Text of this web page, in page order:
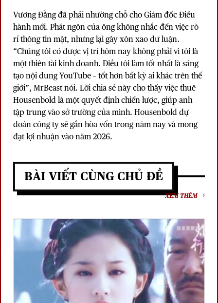
Vương Đằng đã phải nhường chỗ cho Giám đốc Điều
hành mới. Phát ngôn của ông không nhắc đến việc rò
rỉ thông tin mật, nhưng lại gây xôn xao dư luận.
“Chúng tôi có được vị trí hôm nay không phải vì tôi là
một thiên tài kinh doanh. Điều tôi làm tốt nhất là sáng
tạo nội dung YouTube – tốt hơn bất kỳ ai khác trên thế
giới”, MrBeast nói. Lời chia sẻ này cho thấy việc thuê
Housenbold là một quyết định chiến lược, giúp anh
tập trung vào sở trường của mình. Housenbold dự
đoán công ty sẽ gần hòa vốn trong năm nay và mong
đạt lợi nhuận vào năm 2026.
BÀI VIẾT CÙNG CHỦ ĐỀ
XEM THÊM